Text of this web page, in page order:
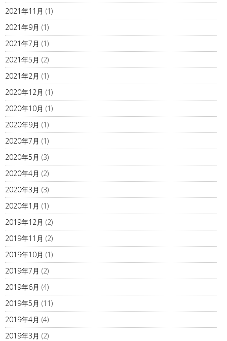
2021年11月 (1)
2021年9月 (1)
2021年7月 (1)
2021年5月 (2)
2021年2月 (1)
2020年12月 (1)
2020年10月 (1)
2020年9月 (1)
2020年7月 (1)
2020年5月 (3)
2020年4月 (2)
2020年3月 (3)
2020年1月 (1)
2019年12月 (2)
2019年11月 (2)
2019年10月 (1)
2019年7月 (2)
2019年6月 (4)
2019年5月 (11)
2019年4月 (4)
2019年3月 (2)